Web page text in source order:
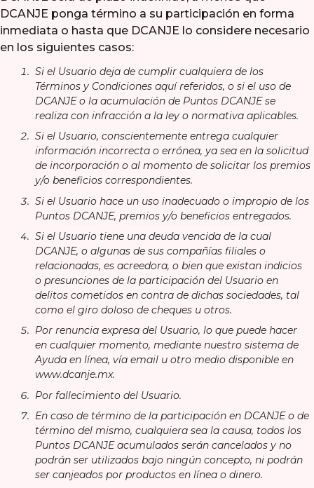
DCANJE ponga término a su participación en forma
inmediata o hasta que DCANJE lo considere necesario
en los siguientes casos:
Si el Usuario deja de cumplir cualquiera de los
Términos y Condiciones aquí referidos, o si el uso de
DCANJE o la acumulación de Puntos DCANJE se
realiza con infracción a la ley o normativa aplicables.
Si el Usuario, conscientemente entrega cualquier
información incorrecta o errónea, ya sea en la solicitud
de incorporación o al momento de solicitar los premios
y/o beneficios correspondientes.
Si el Usuario hace un uso inadecuado o impropio de los
Puntos DCANJE, premios y/o beneficios entregados.
Si el Usuario tiene una deuda vencida de la cual
DCANJE, o algunas de sus compañías filiales o
relacionadas, es acreedora, o bien que existan indicios
o presunciones de la participación del Usuario en
delitos cometidos en contra de dichas sociedades, tal
como el giro doloso de cheques u otros.
Por renuncia expresa del Usuario, lo que puede hacer
en cualquier momento, mediante nuestro sistema de
Ayuda en línea, vía email u otro medio disponible en
www.dcanje.mx.
Por fallecimiento del Usuario.
En caso de término de la participación en DCANJE o de
término del mismo, cualquiera sea la causa, todos los
Puntos DCANJE acumulados serán cancelados y no
podrán ser utilizados bajo ningún concepto, ni podrán
ser canjeados por productos en línea o dinero.